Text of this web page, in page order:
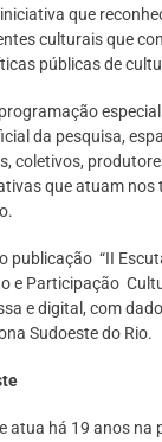
que
culturais que
públicas de
da pesquisa,
coletivos,
que atuam nos
publicação “II
e Participação
e digital, com
Sudoeste do Rio.
atua há 19 anos na